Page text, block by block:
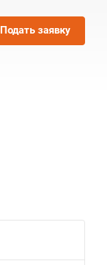
Подать заявку